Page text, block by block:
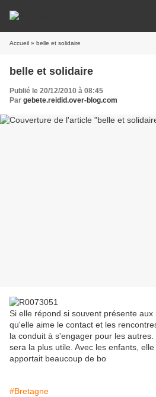
Accueil » belle et solidaire
belle et solidaire
Publié le 20/12/2010 à 08:45
Par gebete.reidid.over-blog.com
Si elle répond si souvent présente
qu'elle aime le contact et les
la conduit à s'engager pour les
sera la plus utile. Avec les enfants,
apportait beaucoup de bo
#Bretagne